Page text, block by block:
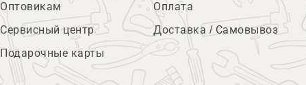
Оптовикам
Сервисный центр
Подарочные карты
Оплата
Доставка / Самовывоз